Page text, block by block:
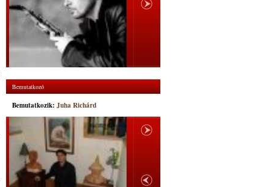
Bemutatkozó
Bemutatkozik: Juha Richárd